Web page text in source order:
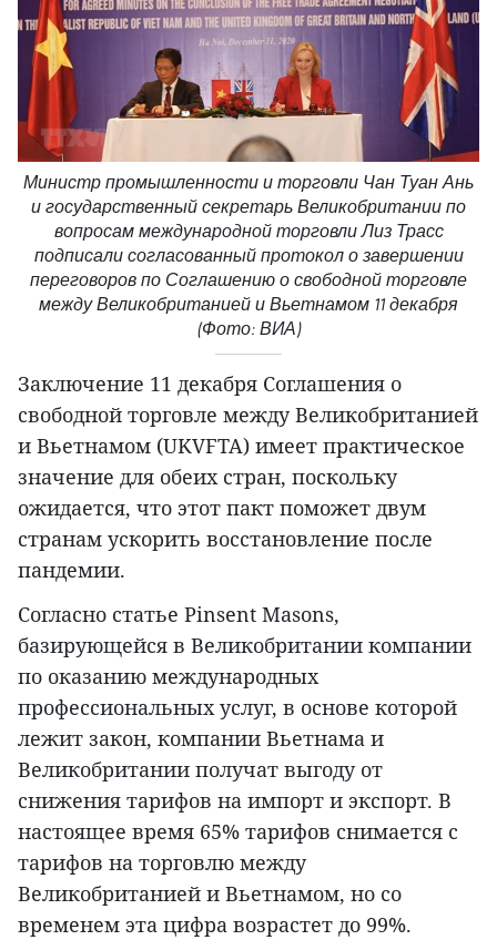
Министр промышленности и торговли Чан Туан Ань
и государственный секретарь Великобритании по
вопросам международной торговли Лиз Трасс
подписали согласованный протокол о завершении
переговоров по Соглашению о свободной торговле
между Великобританией и Вьетнамом 11 декабря
(Фото: ВИА)
Заключение 11 декабря Соглашения о
свободной торговле между Великобританией
и Вьетнамом (UKVFTA) имеет практическое
значение для обеих стран, поскольку
ожидается, что этот пакт поможет двум
странам ускорить восстановление после
пандемии.
Согласно статье Pinsent Masons,
базирующейся в Великобритании компании
по оказанию международных
профессиональных услуг, в основе которой
лежит закон, компании Вьетнама и
Великобритании получат выгоду от
снижения тарифов на импорт и экспорт. В
настоящее время 65% тарифов снимается с
тарифов на торговлю между
Великобританией и Вьетнамом, но со
временем эта цифра возрастет до 99%.